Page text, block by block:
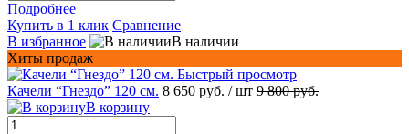
Подробнее
Купить в 1 клик Сравнение
В избранное
В наличии
Хиты продаж
Быстрый просмотр
Качели “Гнездо” 120 см. 8 650 руб. / шт 9 800 руб.
В корзину